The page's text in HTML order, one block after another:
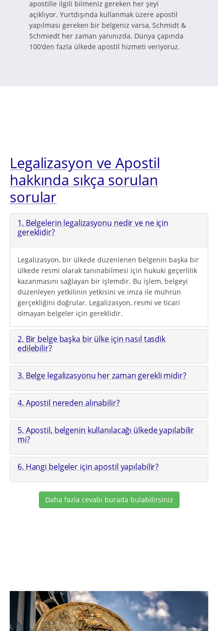
apostille ilgili bilmeniz gereken her şeyi
açıklıyor. Yurtdışında kullanmak üzere apostil
yapılması gereken bir belgeniz varsa, Schmidt &
Schmiedt her zaman yanınızda. Dünya çapında
100'den fazla ülkede apostil hizmeti veriyoruz.
Legalizasyon ve Apostil
hakkında sıkça sorulan
sorular
1. Belgelerin legalizasyonu nedir ve ne için
gereklidir?
Legalizasyon, bir ülkede düzenlenen belgenin başka bir
ülkede resmi olarak tanınabilmesi için hukuki geçerlilik
kazanmasını sağlayan bir işlemdir. Bu işlem, belgeyi
düzenleyen yetkilinin yetkisini ve imza ile mührün
gerçekliğini doğrular. Legalizasyon, resmi ve ticari
olmayan belgeler için gereklidir.
2. Bir belge başka bir ülke için nasıl tasdik
edilebilir?
3. Belge legalizasyonu her zaman gerekli midir?
4. Apostil nereden alınabilir?
5. Apostil, belgenin kullanılacağı ülkede yapılabilir
mi?
6. Hangi belgeler için apostil yapılabilir?
Daha fazla cevabı burada bulabilirsiniz